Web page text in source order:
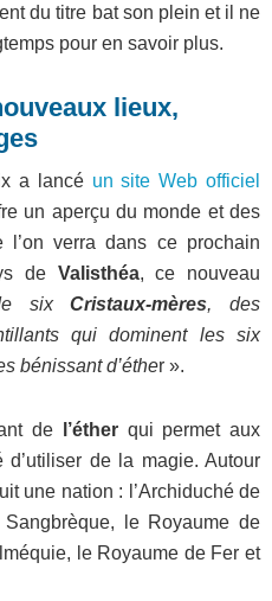
du titre bat son plein et il ne
pour en savoir plus.
lieux,
a lancé un site Web officiel
un aperçu du monde et des
l’on verra dans ce prochain
de Valisthéa, ce nouveau
sixCristaux-mères, des
qui dominent les six
bénissant d’éther ».
de l’étherqui permet aux
de la magie. Autour
une nation : l’Archiduché de
le Royaume de
le Royaume de Fer et